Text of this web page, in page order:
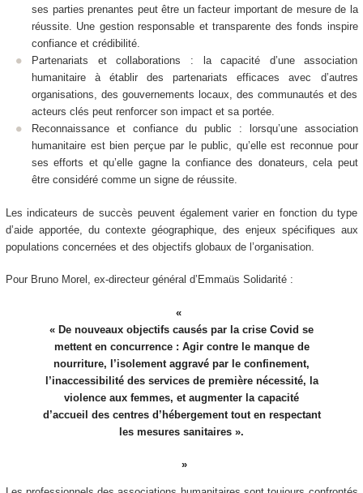
ses parties prenantes peut être un facteur important de mesure de la
réussite. Une gestion responsable et transparente des fonds inspire
confiance et crédibilité.
Partenariats et collaborations : la capacité d’une association
humanitaire à établir des partenariats efficaces avec d’autres
organisations, des gouvernements locaux, des communautés et des
acteurs clés peut renforcer son impact et sa portée.
Reconnaissance et confiance du public : lorsqu’une association
humanitaire est bien perçue par le public, qu’elle est reconnue pour
ses efforts et qu’elle gagne la confiance des donateurs, cela peut
être considéré comme un signe de réussite.
Les indicateurs de succès peuvent également varier en fonction du type
d’aide apportée, du contexte géographique, des enjeux spécifiques aux
populations concernées et des objectifs globaux de l’organisation.
Pour Bruno Morel, ex-directeur général d’Emmaüs Solidarité :
« De nouveaux objectifs causés par la crise Covid se
mettent en concurrence : Agir contre le manque de
nourriture, l’isolement aggravé par le confinement,
l’inaccessibilité des services de première nécessité, la
violence aux femmes, et augmenter la capacité
d’accueil des centres d’hébergement tout en respectant
les mesures sanitaires ».